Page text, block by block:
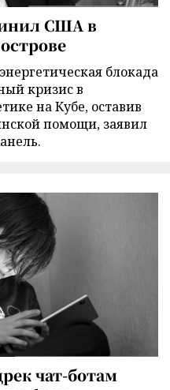
США в
блокада
кризис в
на Кубе, оставив
помощи, заявил
чат-ботам